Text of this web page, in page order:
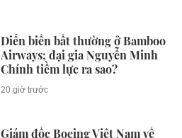
Diễn biến bất thường ở Bamboo
Airways; đại gia Nguyễn Minh
Chính tiềm lực ra sao?
20 giờ trước
Giám đốc Boeing Việt Nam về